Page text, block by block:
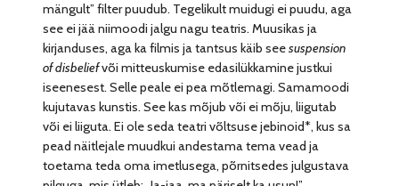
mängult” filter puudub. Tegelikult muidugi ei puudu, aga
see ei jää niimoodi jalgu nagu teatris. Muusikas ja
kirjanduses, aga ka filmis ja tantsus käib seesuspension
of disbeliefvõi mitteuskumise edasilükkamine justkui
iseenesest. Selle peale ei pea mõtlemagi. Samamoodi
kujutavas kunstis. See kas mõjub või ei mõju, liigutab
või ei liiguta. Ei ole seda teatri võltsuse jebinoid*, kus sa
pead näitlejale muudkui andestama tema vead ja
toetama teda oma imetlusega, põrnitsedes julgustava